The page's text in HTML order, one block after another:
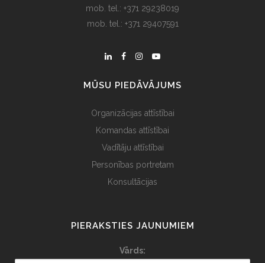
mob. tel.: +371 29238019
mob. tel.: +371 29407591
MŪSU PIEDĀVĀJUMS
Organizācijas attīstībai
Komandas attīstībai
Vadītāju attīstībai
Personības portretam
Konsultācijas
PIERAKSTIES JAUNUMIEM
Vārds: